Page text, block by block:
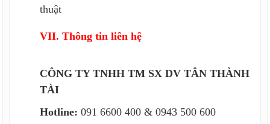
thuật
VII. Thông tin liên hệ
CÔNG TY TNHH TM SX DV TÂN THÀNH
TÀI
Hotline: 091 6600 400 & 0943 500 600